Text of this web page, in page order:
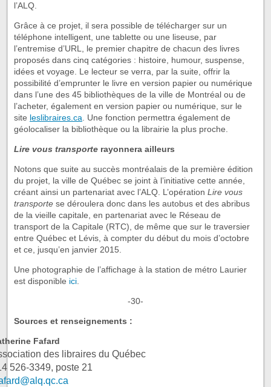
l’ALQ.
Grâce à ce projet, il sera possible de télécharger sur un
téléphone intelligent, une tablette ou une liseuse, par
l’entremise d’URL, le premier chapitre de chacun des livres
proposés dans cinq catégories : histoire, humour, suspense,
idées et voyage. Le lecteur se verra, par la suite, offrir la
possibilité d’emprunter le livre en version papier ou numérique
dans l’une des 45 bibliothèques de la ville de Montréal ou de
l’acheter, également en version papier ou numérique, sur le
site leslibraires.ca. Une fonction permettra également de
géolocaliser la bibliothèque ou la librairie la plus proche.
Lire vous transporte rayonnera ailleurs
Notons que suite au succès montréalais de la première édition
du projet, la ville de Québec se joint à l’initiative cette année,
créant ainsi un partenariat avec l’ALQ. L’opération Lire vous
transporte se déroulera donc dans les autobus et des abribus
de la vieille capitale, en partenariat avec le Réseau de
transport de la Capitale (RTC), de même que sur le traversier
entre Québec et Lévis, à compter du début du mois d’octobre
et ce, jusqu’en janvier 2015.
Une photographie de l’affichage à la station de métro Laurier
est disponible ici.
-30-
Sources et renseignements :
Fafard
des libraires du Québec
526-3349, poste 21